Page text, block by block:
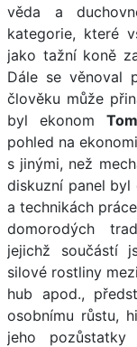
věda a
kategorie, které
jako tažní koně
Dále se věnoval
člověku může
byl ekonom
pohled na
s jinými, než
diskuzní panel
a technikách
domorodých
jejichž součástí
silové rostliny
hub apod.,
osobnímu růstu,
jeho pozůstatky